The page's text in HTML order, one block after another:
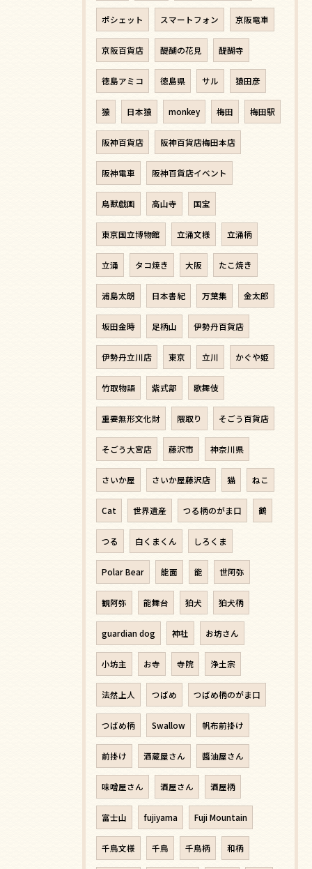
ポシェット スマートフォン 京阪電車
京阪百貨店 醍醐の花見 醍醐寺
徳島アミコ 徳島県 サル 猿田彦
猿 日本猿 monkey 梅田 梅田駅
阪神百貨店 阪神百貨店梅田本店
阪神電車 阪神百貨店イベント
鳥獣戯画 高山寺 国宝
東京国立博物館 立涌文様 立涌柄
立涌 タコ焼き 大阪 たこ焼き
浦島太朗 日本書紀 万葉集 金太郎
坂田金時 足柄山 伊勢丹百貨店
伊勢丹立川店 東京 立川 かぐや姫
竹取物語 紫式部 歌舞伎
重要無形文化財 隈取り そごう百貨店
そごう大宮店 藤沢市 神奈川県
さいか屋 さいか屋藤沢店 猫 ねこ
Cat 世界遺産 つる柄のがま口 鶴
つる 白くまくん しろくま
Polar Bear 能面 能 世阿弥
観阿弥 能舞台 狛犬 狛犬柄
guardian dog 神社 お坊さん
小坊主 お寺 寺院 浄土宗
法然上人 つばめ つばめ柄のがま口
つばめ柄 Swallow 帆布前掛け
前掛け 酒蔵屋さん 醬油屋さん
味噌屋さん 酒屋さん 酒屋柄
富士山 fujiyama Fuji Mountain
千鳥文様 千鳥 千鳥柄 和柄